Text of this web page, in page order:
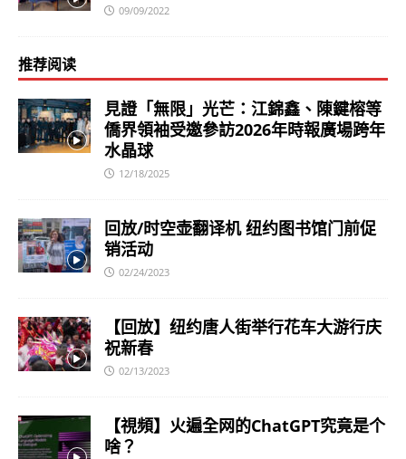
09/09/2022
推荐阅读
見證「無限」光芒：江錦鑫、陳鍵榕等
僑界領袖受邀參訪2026年時報廣場跨年
水晶球
12/18/2025
回放/时空壶翻译机 纽约图书馆门前促
销活动
02/24/2023
【回放】纽约唐人街举行花车大游行庆
祝新春
02/13/2023
【視頻】火遍全网的ChatGPT究竟是个
啥？